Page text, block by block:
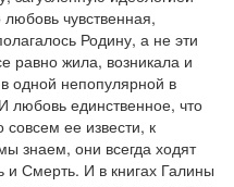
чувственная,
Родину, а не эти
равно жила, возникала и
одной непопулярной в
любовь единственное, что
совсем ее извести, к
знаем, они всегда ходят
Смерть. И в книгах Галины